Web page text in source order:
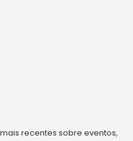
recentes sobre eventos,